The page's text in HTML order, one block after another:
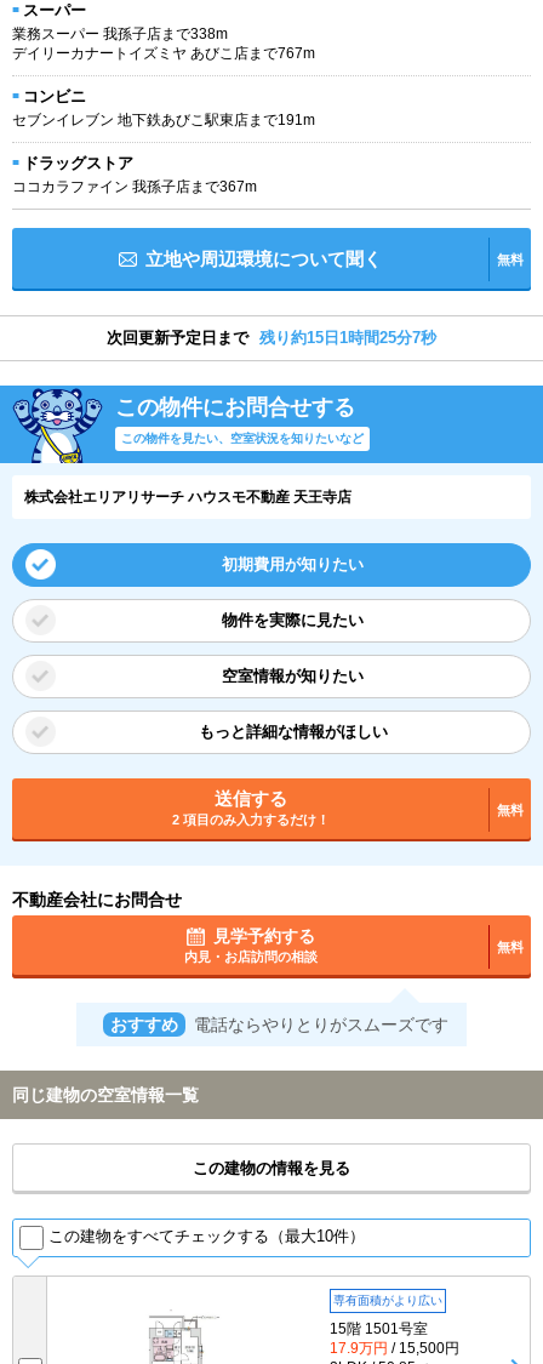
スーパー
業務スーパー 我孫子店まで338m
デイリーカナートイズミヤ あびこ店まで767m
コンビニ
セブンイレブン 地下鉄あびこ駅東店まで191m
ドラッグストア
ココカラファイン 我孫子店まで367m
立地や周辺環境について聞く 無料
次回更新予定日まで 残り約15日1時間25分7秒
この物件にお問合せする
この物件を見たい、空室状況を知りたいなど
株式会社エリアリサーチ ハウスモ不動産 天王寺店
初期費用が知りたい
物件を実際に見たい
空室情報が知りたい
もっと詳細な情報がほしい
送信する
2 項目のみ入力するだけ！
無料
不動産会社にお問合せ
見学予約する
内見・お店訪問の相談
無料
おすすめ 電話ならやりとりがスムーズです
同じ建物の空室情報一覧
この建物の情報を見る
この建物をすべてチェックする（最大10件）
専有面積がより広い
15階 1501号室
17.9万円 / 15,500円